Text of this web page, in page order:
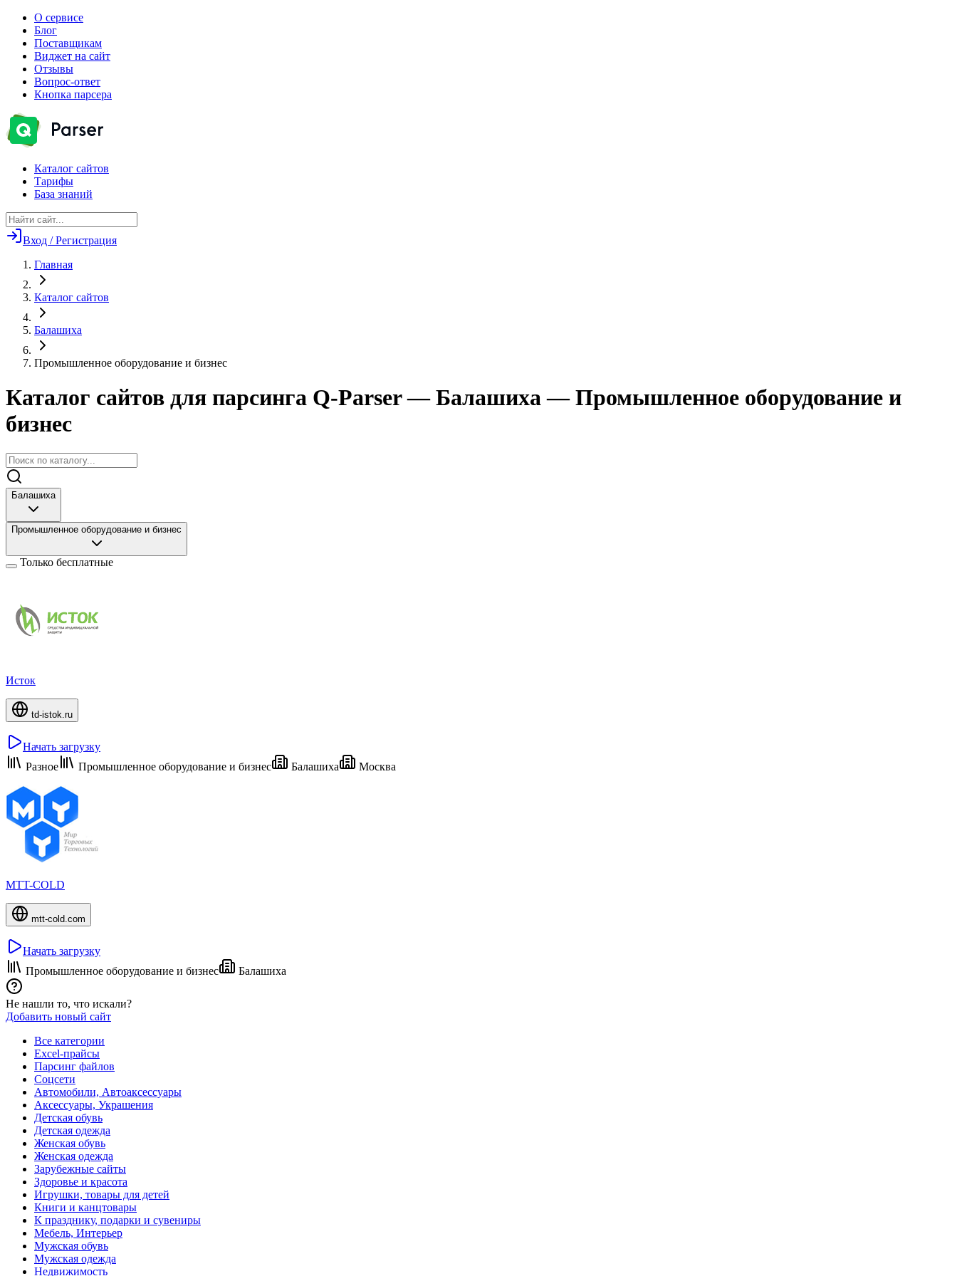
О сервисе
Блог
Поставщикам
Виджет на сайт
Отзывы
Вопрос-ответ
Кнопка парсера
Каталог сайтов
Тарифы
База знаний
Вход / Регистрация
Главная
Каталог сайтов
Балашиха
Промышленное оборудование и бизнес
Каталог сайтов для парсинга Q-Parser— Балашиха — Промышленное оборудование и
бизнес
Балашиха
Промышленное оборудование и бизнес
Только бесплатные
Исток
td-istok.ru
Начать загрузку
Разное
Промышленное оборудование и бизнес Балашиха Москва
MTT-COLD
mtt-cold.com
Начать загрузку
Промышленное оборудование и бизнес
Балашиха
Не нашли то, что искали?
Добавить новый сайт
Все категории
Excel-прайсы
Парсинг файлов
Соцсети
Автомобили, Автоаксессуары
Аксессуары, Украшения
Детская обувь
Детская одежда
Женская обувь
Женская одежда
Зарубежные сайты
Здоровье и красота
Игрушки, товары для детей
Книги и канцтовары
К празднику, подарки и сувениры
Мебель, Интерьер
Мужская обувь
Мужская одежда
Недвижимость